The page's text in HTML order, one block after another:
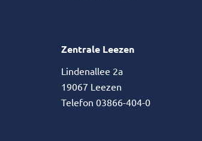
Zentrale Leezen
Lindenallee 2a
19067 Leezen
Telefon 03866-404-0